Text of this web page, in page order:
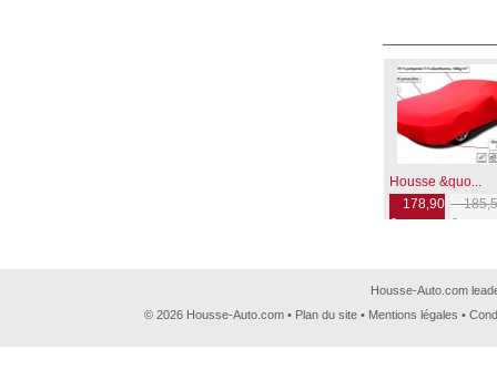
Housse &quo...
178,90
€
€
Housse-Auto.com
© 2026 Housse-Auto.com • Plan du site • Mentions légales •